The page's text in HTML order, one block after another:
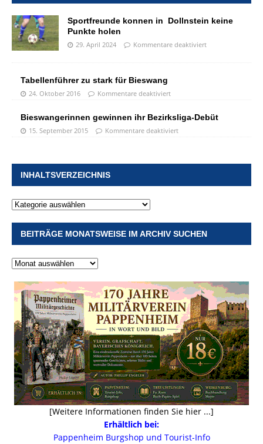
Sportfreunde konnen in Dollnstein keine
Punkte holen
29. April 2024 Kommentare deaktiviert
Tabellenführer zu stark für Bieswang
24. Oktober 2016 Kommentare deaktiviert
Bieswangerinnen gewinnen ihr Bezirksliga-Debüt
15. September 2015 Kommentare deaktiviert
INHALTSVERZEICHNIS
BEITRÄGE MONATSWEISE IM ARCHIV SUCHEN
[Weitere Informationen finden Sie hier ...]
Erhältlich bei:
Pappenheim Burgshop und Tourist-Info